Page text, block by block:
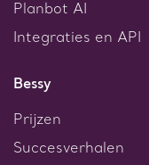
Planbot AI
Integraties en API
Bessy
Prijzen
Succesverhalen